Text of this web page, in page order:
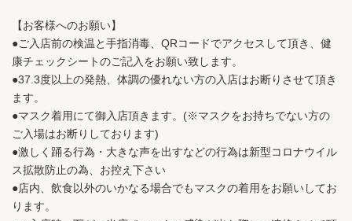
【お客様へのお願い】
●ご入店前の検温と手指消毒、QRコードでアクセスして頂き、健
康チェックシートのご記入をお願い致します。
●37.3度以上の発熱、体調の優れない方の入店はお断りさせて頂き
ます。
●マスク着用にて御入店頂きます。(※マスクをお持ちでない方の
ご入場はお断りしております)
●激しく踊る行為・大きな声を出すなどの行為は新型コロナウイル
ス拡散防止の為、お控え下さい
●店内、飲食以外のいかなる場合でもマスクの着用をお願いしてお
ります。